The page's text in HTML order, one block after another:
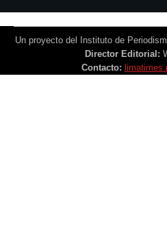
Un proyecto del Instituto de
Director Editorial:
Contacto: